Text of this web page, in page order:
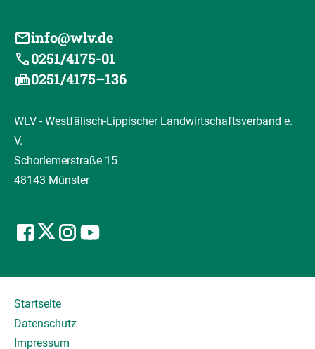
info@wlv.de
0251/4175-01
0251/4175–136
WLV - Westfälisch-Lippischer Landwirtschaftsverband e.
V.
Schorlemerstraße 15
48143 Münster
Startseite
Datenschutz
Impressum